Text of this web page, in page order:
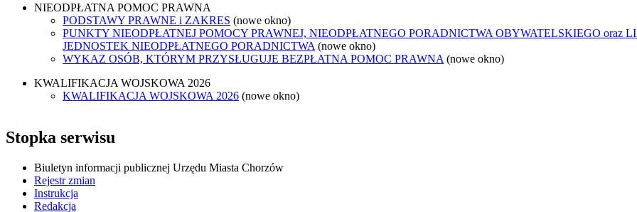
NIEODPŁATNA POMOC PRAWNA
PODSTAWY PRAWNE i ZAKRES (nowe okno)
PUNKTY NIEODPŁATNEJ POMOCY PRAWNEJ, NIEODPŁATNEGO PORADNICTWA OBYWATELSKIEGO oraz
JEDNOSTEK NIEODPŁATNEGO PORADNICTWA (nowe okno)
WYKAZ OSÓB, KTÓRYM PRZYSŁUGUJE BEZPŁATNA POMOC PRAWNA (nowe okno)
KWALIFIKACJA WOJSKOWA 2026
KWALIFIKACJA WOJSKOWA 2026 (nowe okno)
Stopka serwisu
Biuletyn informacji publicznej Urzędu Miasta Chorzów
Rejestr zmian
Instrukcja
Redakcja